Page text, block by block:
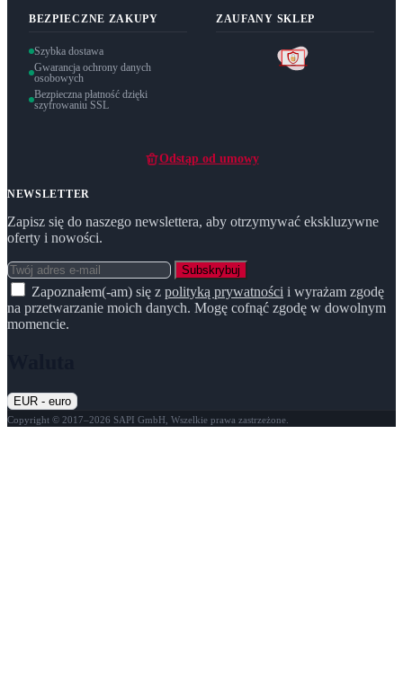
BEZPIECZNE ZAKUPY
Szybka dostawa
Gwarancja ochrony danych
osobowych
Bezpieczna płatność dzięki
szyfrowaniu SSL
ZAUFANY SKLEP
Odstąp od umowy
NEWSLETTER
Zapisz się do naszego newslettera, aby otrzymywać ekskluzywne
oferty i nowości.
Subskrybuj
Zapoznałem(-am) się z polityką prywatności i wyrażam zgodę
na przetwarzanie moich danych. Mogę cofnąć zgodę w dowolnym
momencie.
EUR - euro
Copyright © 2017–2026 SAPI GmbH, Wszelkie prawa zastrzeżone.